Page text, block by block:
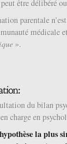
être délibéré
parentale
médicale
».
du bilan
charge en
la plus